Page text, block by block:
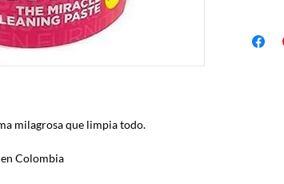
milagrosa que limpia todo.
Colombia